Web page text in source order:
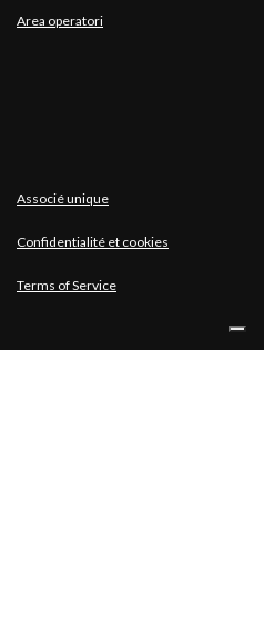
Area operatori
Associé unique
Confidentialité et cookies
Terms of Service